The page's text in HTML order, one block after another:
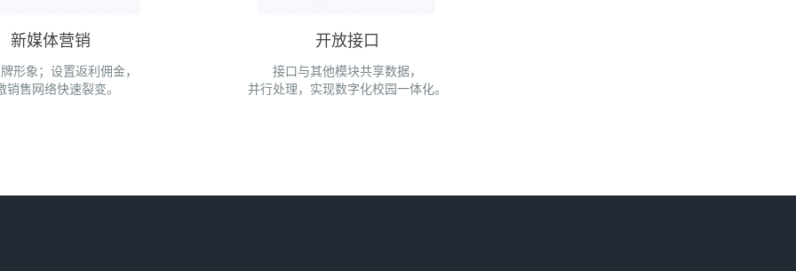
新媒体营销
形象；设置返利佣金，
销售网络快速裂变。
开放接口
接口与其他模块共享数据，
并行处理，实现数字化校园一体化。